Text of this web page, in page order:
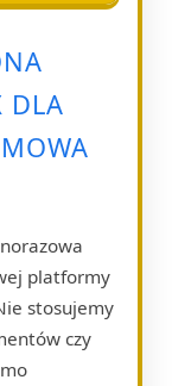
DLA
platformy
stosujemy
czy